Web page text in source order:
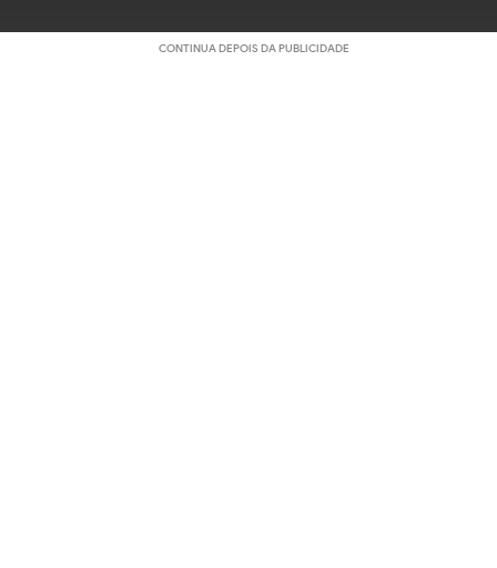
CONTINUA DEPOIS DA PUBLICIDADE